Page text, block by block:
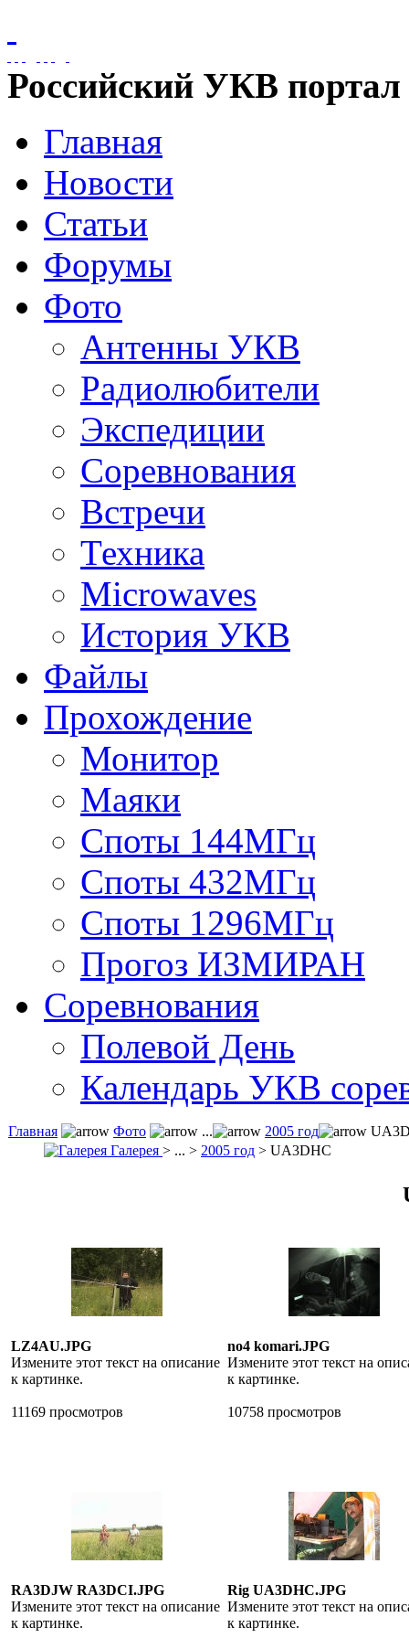
Российский УКВ портал
Главная
Новости
Статьи
Форумы
Фото
Антенны УКВ
Радиолюбители
Экспедиции
Соревнования
Встречи
Техника
Microwaves
История УКВ
Файлы
Прохождение
Монитор
Маяки
Споты 144МГц
Споты 432МГц
Споты 1296МГц
Прогоз ИЗМИРАН
Соревнования
Полевой День
Календарь УКВ
Главная Фото ... 2005 год
Галерея > ... > 2005 год > UA3DHC
LZ4AU.JPG
Измените этот текст на описание
к картинке.
11169 просмотров
no4 komari.JPG
Измените этот текст на
к картинке.
10758 просмотров
RA3DJW RA3DCI.JPG
Измените этот текст на описание
к картинке.
Rig UA3DHC.JPG
Измените этот текст на
к картинке.